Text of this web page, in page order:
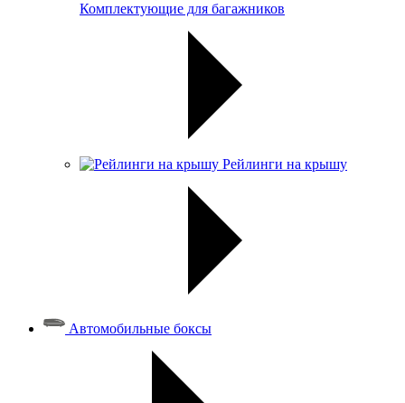
Комплектующие для багажников
Рейлинги на крышу
Автомобильные боксы